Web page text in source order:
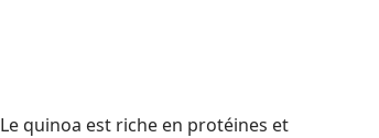
quinoa est riche en protéines et